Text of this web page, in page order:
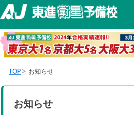
TOP お知らせ
お知らせ